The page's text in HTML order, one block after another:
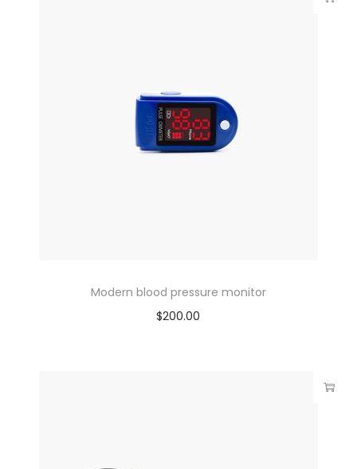
Modern blood pressure monitor
$200.00